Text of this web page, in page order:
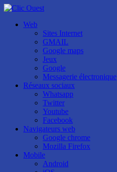
Web
Sites Internet
GMAIL
Google maps
Jeux
Google
Messagerie électronique
Réseaux sociaux
Whatsapp
Twitter
Youtube
Facebook
Navigateurs web
Google chrome
Mozilla Firefox
Mobile
Android